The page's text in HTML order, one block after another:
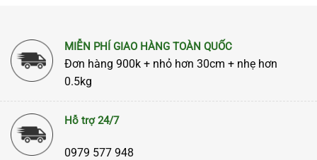
MIỄN PHÍ GIAO HÀNG TOÀN QUỐC
Đơn hàng 900k + nhỏ hơn 30cm + nhẹ hơn
0.5kg
Hỗ trợ 24/7
0979 577 948